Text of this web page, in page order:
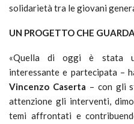
solidarietà tra le giovani
UN PROGETTO CHE
«Quella di oggi è stata
interessante e partecipata –
Vincenzo Caserta – con gli
attenzione gli interventi,
temi affrontati e